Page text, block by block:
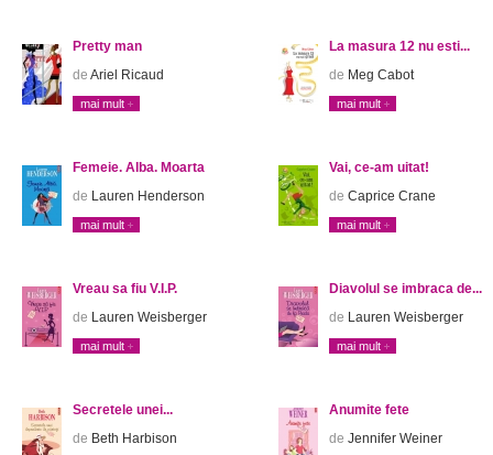
Pretty man
de Ariel Ricaud
mai mult
La masura 12 nu esti...
de Meg Cabot
mai mult
Femeie. Alba. Moarta
de Lauren Henderson
mai mult
Vai, ce-am uitat!
de Caprice Crane
mai mult
Vreau sa fiu V.I.P.
de Lauren Weisberger
mai mult
Diavolul se imbraca de...
de Lauren Weisberger
mai mult
Secretele unei...
de Beth Harbison
Anumite fete
de Jennifer Weiner